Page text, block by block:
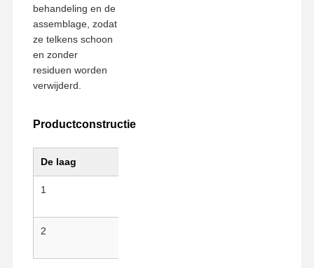
huisdier tape
Kaptonband
PET-folie
PTFE-band
Pi-tape
behandeling en de
assemblage, zodat
ze telkens schoon
en zonder
residuen worden
verwijderd.
Productconstructie
De laag
1
2